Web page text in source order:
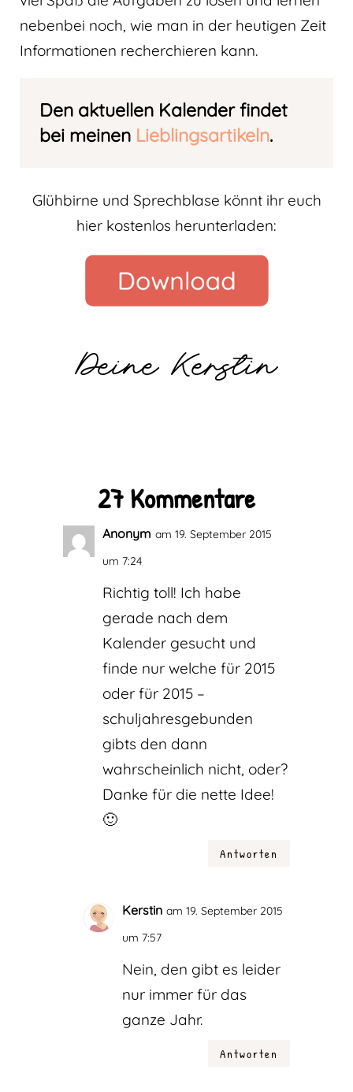
nebenbei noch, wie man in der heutigen Zeit
Informationen recherchieren kann.
Den aktuellen Kalender findet
bei meinen Lieblingsartikeln.
Glühbirne und Sprechblase könnt ihr euch
hier kostenlos herunterladen:
Deine Kerstin
27 Kommentare
Anonym am 19. September 2015
um 7:24
Richtig toll! Ich habe
gerade nach dem
Kalender gesucht und
finde nur welche für 2015
oder für 2015 –
schuljahresgebunden
gibts den dann
wahrscheinlich nicht, oder?
Danke für die nette Idee!
🙂
Antworten
Kerstin am 19. September 2015
um 7:57
Nein, den gibt es leider
nur immer für das
ganze Jahr.
Antworten